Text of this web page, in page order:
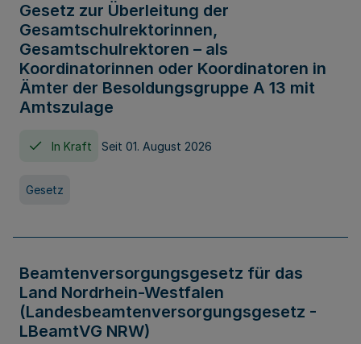
Gesetz zur Überleitung der
Gesamtschulrektorinnen,
Gesamtschulrektoren – als
Koordinatorinnen oder Koordinatoren in
Ämter der Besoldungsgruppe A 13 mit
Amtszulage
In Kraft Seit 01. August 2026
Gesetz
Beamtenversorgungsgesetz für das
Land Nordrhein-Westfalen
(Landesbeamtenversorgungsgesetz -
LBeamtVG NRW)